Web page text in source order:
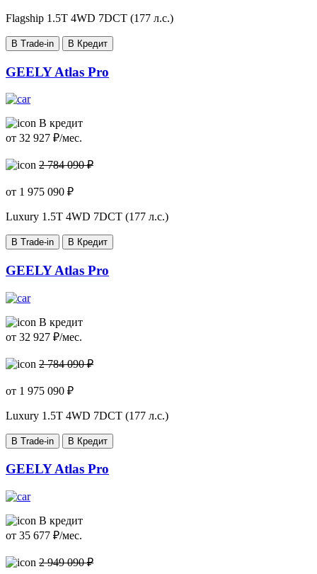
Flagship 1.5T 4WD 7DCT (177 л.с.)
В Trade-in В Кредит
GEELY Atlas Pro
В кредит
от 32 927 ₽/мес.
2 784 090 ₽
от 1 975 090 ₽
Luxury 1.5T 4WD 7DCT (177 л.с.)
В Trade-in В Кредит
GEELY Atlas Pro
В кредит
от 32 927 ₽/мес.
2 784 090 ₽
от 1 975 090 ₽
Luxury 1.5T 4WD 7DCT (177 л.с.)
В Trade-in В Кредит
GEELY Atlas Pro
В кредит
от 35 677 ₽/мес.
2 949 090 ₽